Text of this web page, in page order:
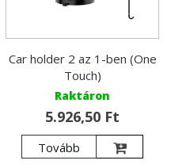
Car holder 2 az 1-ben (One
Touch)
Raktáron
5.926,50 Ft
Tovább